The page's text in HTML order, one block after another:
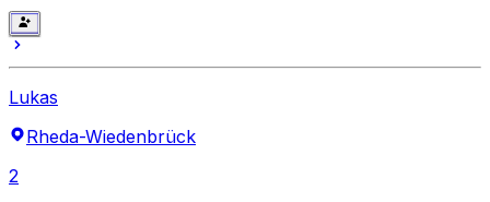
Lukas
Rheda-Wiedenbrück
2